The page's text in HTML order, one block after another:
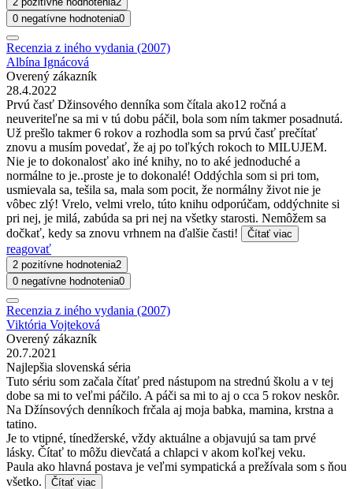
0 negatívne hodnotenia0
Recenzia z iného vydania (2007)
Albína Ignácová
Overený zákazník
28.4.2022
Prvú časť Džinsového denníka som čítala ako12 ročná a
neuveriteľne sa mi v tú dobu páčil, bola som ním takmer posadnutá.
Už prešlo takmer 6 rokov a rozhodla som sa prvú časť prečítať
znovu a musím povedať, že aj po toľkých rokoch to MILUJEM.
Nie je to dokonalosť ako iné knihy, no to aké jednoduché a
normálne to je..proste je to dokonalé! Oddýchla som si pri tom,
usmievala sa, tešila sa, mala som pocit, že normálny život nie je
vôbec zlý! Vrelo, velmi vrelo, túto knihu odporúčam, oddýchnite si
pri nej, je milá, zabúda sa pri nej na všetky starosti. Nemôžem sa
dočkať, kedy sa znovu vrhnem na ďalšie časti!
Čítať viac
reagovať
2 pozitívne hodnotenia2
0 negatívne hodnotenia0
Recenzia z iného vydania (2007)
Viktória Vojteková
Overený zákazník
20.7.2021
Najlepšia slovenská séria
Tuto sériu som začala čítať pred nástupom na strednú školu a v tej
dobe sa mi to veľmi páčilo. A páči sa mi to aj o cca 5 rokov neskôr.
Na Džínsových denníkoch frčala aj moja babka, mamina, krstna a
tatino.
Je to vtipné, tínedžerské, vždy aktuálne a objavujú sa tam prvé
lásky. Čítať to môžu dievčatá a chlapci v akom koľkej veku.
Paula ako hlavná postava je veľmi sympatická a prežívala som s ňou
všetko.
Čítať viac